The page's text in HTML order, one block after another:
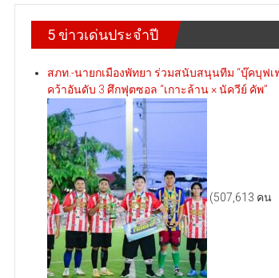
5 ข่าวเด่นประจำปี
สภท.-นายกเมืองพัทยา ร่วมสนับสนุนทีม “บุ๊คบุฟเ
คว้าอันดับ 3 ศึกฟุตซอล “เกาะล้าน × นัควีย์ คัพ”
(507,613 คน